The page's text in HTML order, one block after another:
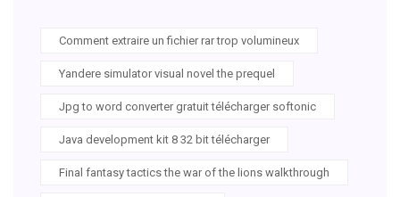
Comment extraire un fichier rar trop volumineux
Yandere simulator visual novel the prequel
Jpg to word converter gratuit télécharger softonic
Java development kit 8 32 bit télécharger
Final fantasy tactics the war of the lions walkthrough